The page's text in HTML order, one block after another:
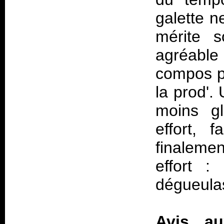
galette
mérite
compos
la prod'.
moins
effort,
effort :